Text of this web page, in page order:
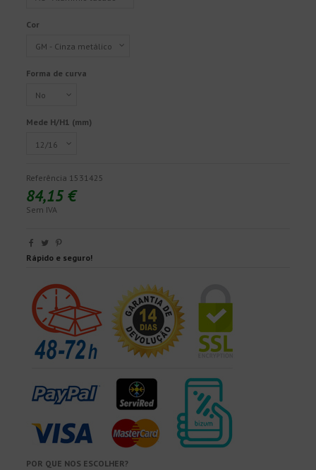
Cor
Forma de curva
Mede H/H1 (mm)
Referência 1531425
84,15 €
Sem IVA
Rápido e seguro!
POR QUE NOS ESCOLHER?